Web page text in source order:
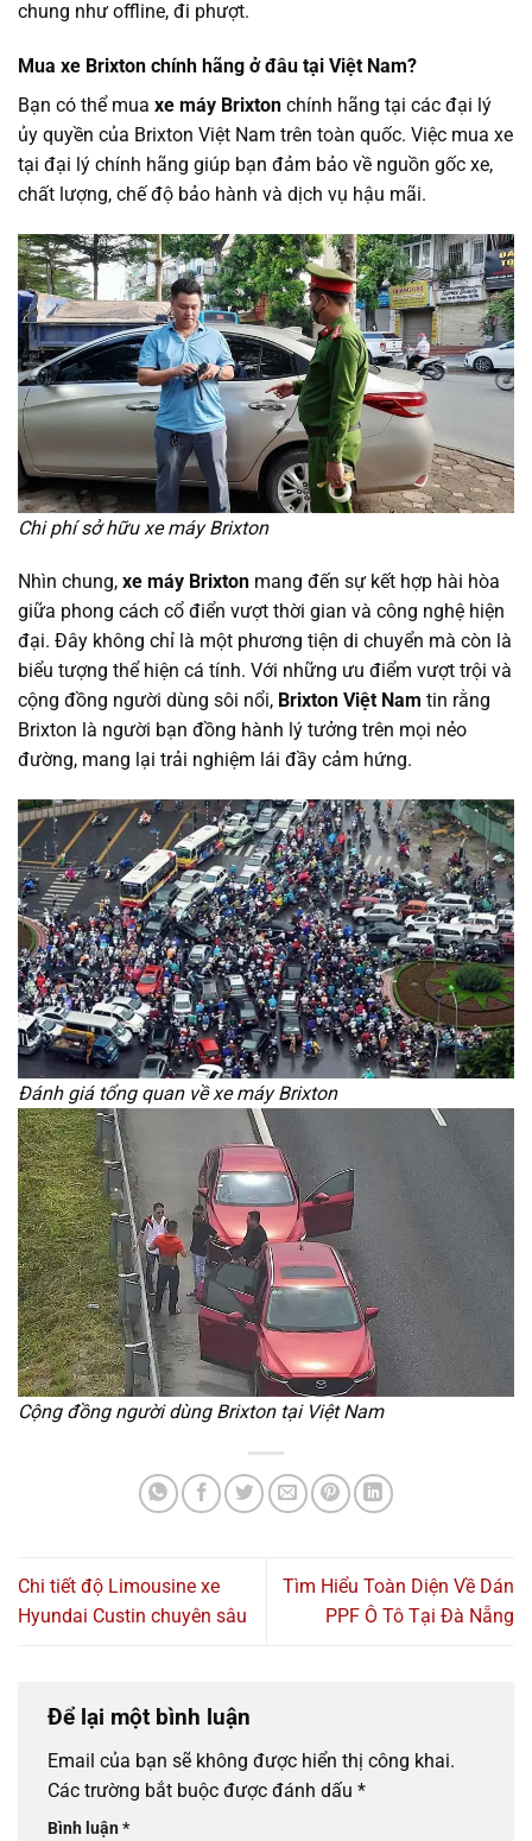
chung như offline, đi phượt.
Mua xe Brixton chính hãng ở đâu tại Việt Nam?
Bạn có thể mua xe máy Brixton chính hãng tại các đại lý
ủy quyền của Brixton Việt Nam trên toàn quốc. Việc mua xe
tại đại lý chính hãng giúp bạn đảm bảo về nguồn gốc xe,
chất lượng, chế độ bảo hành và dịch vụ hậu mãi.
Chi phí sở hữu xe máy Brixton
Nhìn chung, xe máy Brixton mang đến sự kết hợp hài hòa
giữa phong cách cổ điển vượt thời gian và công nghệ hiện
đại. Đây không chỉ là một phương tiện di chuyển mà còn là
biểu tượng thể hiện cá tính. Với những ưu điểm vượt trội và
cộng đồng người dùng sôi nổi, Brixton Việt Nam tin rằng
Brixton là người bạn đồng hành lý tưởng trên mọi nẻo
đường, mang lại trải nghiệm lái đầy cảm hứng.
Đánh giá tổng quan về xe máy Brixton
Cộng đồng người dùng Brixton tại Việt Nam
Chi tiết độ Limousine xe
Hyundai Custin chuyên sâu
Tìm Hiểu Toàn Diện Về Dán
PPF Ô Tô Tại Đà Nẵng
Để lại một bình luận
Email của bạn sẽ không được hiển thị công khai.
Các trường bắt buộc được đánh dấu *
Bình luận*